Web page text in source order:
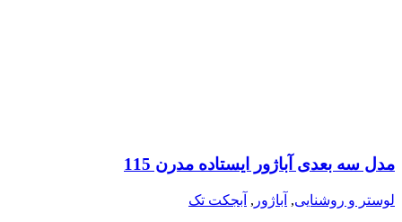
مدل سه بعدی آباژور ایستاده مدرن 115
لوستر و روشنایی, آباژور , آبجکت تک